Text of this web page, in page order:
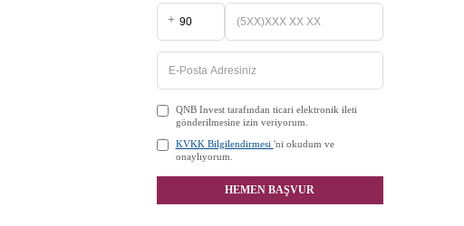
+
QNB Invest tarafından ticari elektronik ileti
gönderilmesine izin veriyorum.
KVKK Bilgilendirmesi 'ni okudum ve
onaylıyorum.
HEMEN BAŞVUR